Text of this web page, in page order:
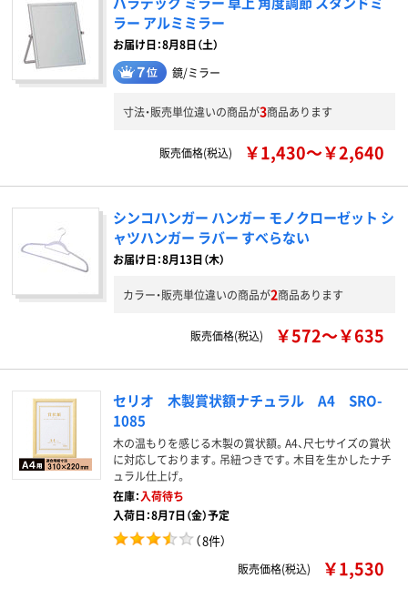
ラー アルミミラー
お届け日：8月8日（土）
鏡/ミラー
寸法・販売単位違いの商品が3商品あります
販売価格(税込) ￥1,430～￥2,640
シンコハンガー ハンガー モノクローゼット シ
ャツハンガー ラバー すべらない
お届け日：8月13日（木）
カラー・販売単位違いの商品が2商品あります
販売価格(税込) ￥572～￥635
セリオ 木製賞状額ナチュラル A4 SRO-
1085
木の温もりを感じる木製の賞状額。A4、尺七サイズの賞状
に対応しております。吊紐つきです。木目を生かしたナチ
ュラル仕上げ。
在庫：入荷待ち
入荷日：8月7日（金）予定
（8件）
販売価格(税込) ￥1,530